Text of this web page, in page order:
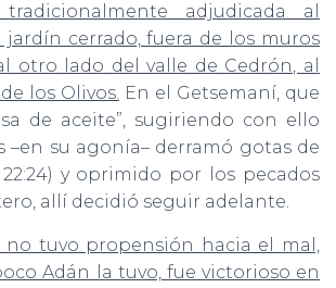
adjudicada al
jardín cerrado, fuera de los muros
otro lado del valle de Cedrón, al
los Olivos. En el Getsemaní, que
de aceite”, sugiriendo con ello
–en su agonía– derramó gotas de
y oprimido por los pecados
allí decidió seguir adelante.
no tuvo propensión hacia el mal,
Adán la tuvo, fue victorioso en